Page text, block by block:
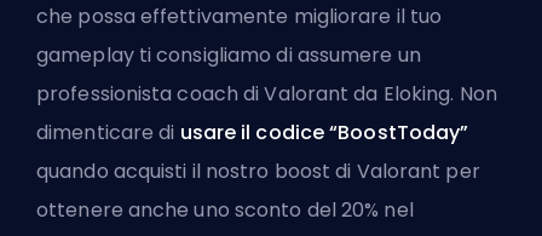
che possa effettivamente migliorare il tuo
gameplay ti consigliamo di assumere un
professionista coach di Valorant da Eloking. Non
dimenticare di usare il codice “BoostToday”
quando acquisti il nostro boost di Valorant per
ottenere anche uno sconto del 20% nel